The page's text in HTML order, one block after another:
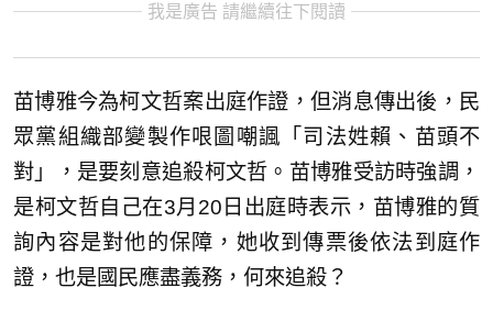
我是廣告 請繼續往下閱讀
苗博雅今為柯文哲案出庭作證，但消息傳出後，民
眾黨組織部變製作哏圖嘲諷「司法姓賴、苗頭不
對」，是要刻意追殺柯文哲。苗博雅受訪時強調，
是柯文哲自己在3月20日出庭時表示，苗博雅的質
詢內容是對他的保障，她收到傳票後依法到庭作
證，也是國民應盡義務，何來追殺？